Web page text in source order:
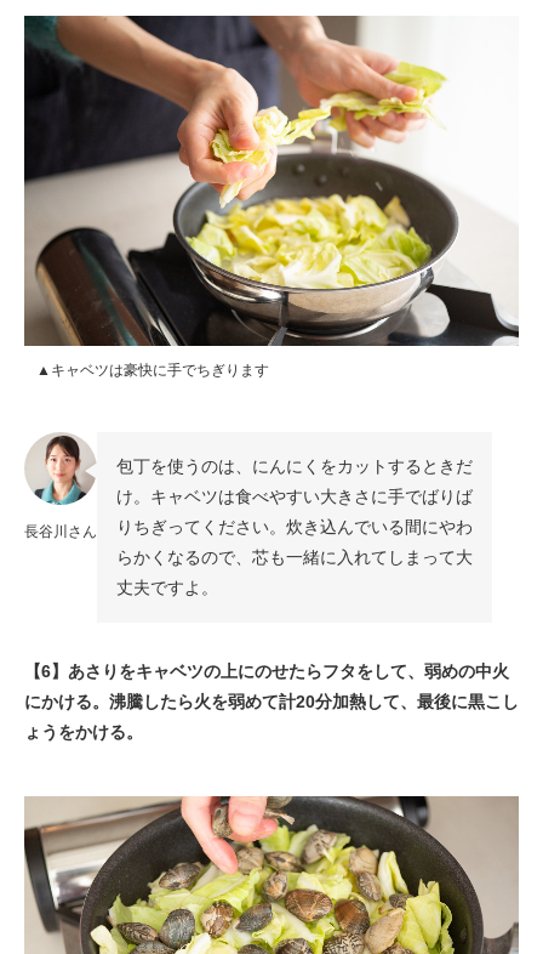
▲キャベツは豪快に手でちぎります
長谷川さん
包丁を使うのは、にんにくをカットするときだ
け。キャベツは食べやすい大きさに手でばりば
りちぎってください。炊き込んでいる間にやわ
らかくなるので、芯も一緒に入れてしまって大
丈夫ですよ。
【6】あさりをキャベツの上にのせたらフタをして、弱めの中火
にかける。沸騰したら火を弱めて計20分加熱して、最後に黒こし
ょうをかける。